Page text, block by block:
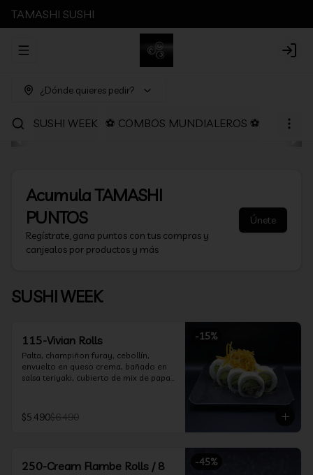
TAMASHI SUSHI
Abrir menu de navegación Login
¿Dónde quieres pedir?
SUSHI WEEK ⚽ COMBOS MUNDIALEROS ⚽
AcumulaTAMASHI
PUNTOS
Regístrate, gana puntos con tus compras y
canjealos por productos y más
Únete
SUSHI WEEK
-15%
115-Vivian Rolls
Palta, champiñon furay, cebollín,
envuelto en queso crema, bañado en
salsa teriyaki, cubierto de mix de papas
$5.490$6.490
-45%
250-Cream Flambe Rolls / 8